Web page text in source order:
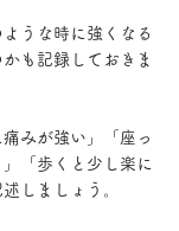
うな時に強くなる
も記録しておきま
みが強い」「座っ
「歩くと少し楽に
しましょう。